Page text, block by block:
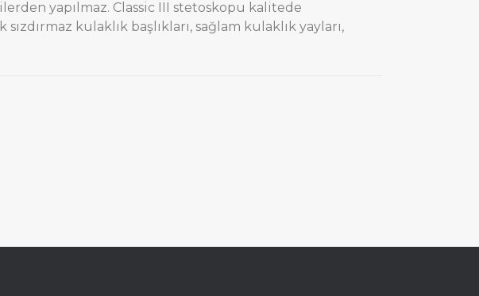
yapılmaz. Classic III stetoskopu kalitede
kulaklık başlıkları, sağlam kulaklık yayları,